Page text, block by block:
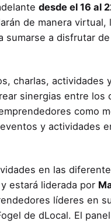
desde el 16 al
de manera virtual,
sumarse a disfrutar
charlas, actividades
sinergias entre los
como
y actividades
en las
estará liderada por
líderes en
de dLocal. El